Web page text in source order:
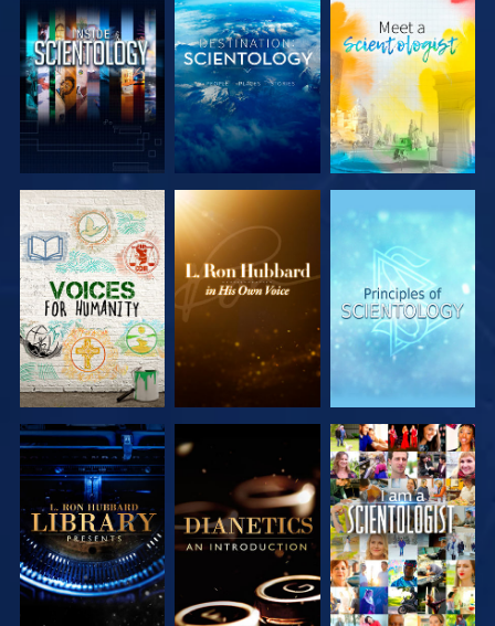
VERKEN DE
SERIE
VERKEN DE
SERIE
VERKEN DE
SERIE
VERKEN DE
SERIE
VERKEN DE
SERIE
KIJK